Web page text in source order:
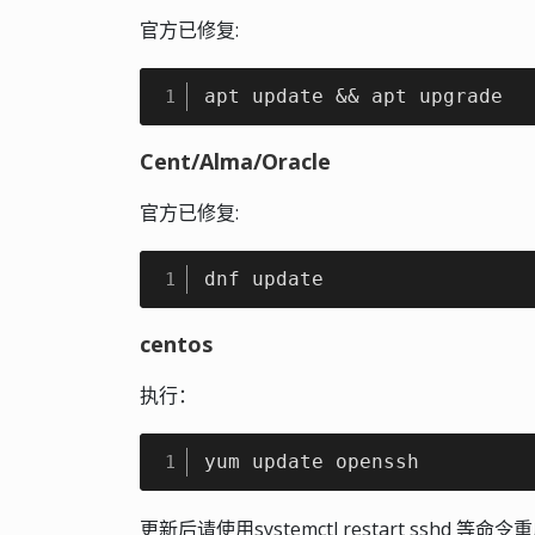
官方已修复:
1 apt update && apt upgrade
Cent/Alma/Oracle
官方已修复:
1 dnf update
centos
执行：
1 yum update openssh
更新后请使用systemctl restart sshd 等命令